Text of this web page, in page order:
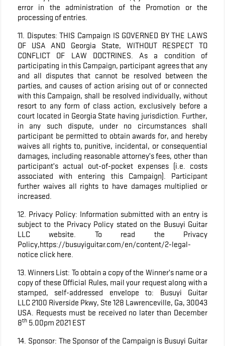
error in the administration of the Promotion or the
processing of entries.
11. Disputes: THIS Campaign IS GOVERNED BY THE LAWS
OF USA AND Georgia State, WITHOUT RESPECT TO
CONFLICT OF LAW DOCTRINES. As a condition of
participating in this Campaign, participant agrees that any
and all disputes that cannot be resolved between the
parties, and causes of action arising out of or connected
with this Campaign, shall be resolved individually, without
resort to any form of class action, exclusively before a
court located in Georgia State having jurisdiction. Further,
in any such dispute, under no circumstances shall
participant be permitted to obtain awards for, and hereby
waives all rights to, punitive, incidental, or consequential
damages, including reasonable attorney’s fees, other than
participant’s actual out-of-pocket expenses (i.e. costs
associated with entering this Campaign). Participant
further waives all rights to have damages multiplied or
increased.
12. Privacy Policy: Information submitted with an entry is
subject to the Privacy Policy stated on the Busuyi Guitar
LLC website. To read the Privacy
Policy,https://busuyiguitar.com/en/content/2-legal-
notice click here.
13. Winners List: To obtain a copy of the Winner’s name or a
copy of these Official Rules, mail your request along with a
stamped, self-addressed envelope to: Busuyi Guitar
LLC 2100 Riverside Pkwy, Ste 128 Lawrenceville, Ga, 30043
USA. Requests must be received no later than December
8th 5.00pm 2021 EST
14. Sponsor: The Sponsor of the Campaign is Busuyi Guitar